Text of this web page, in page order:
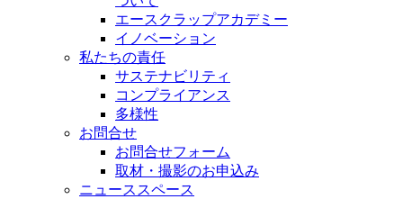
エースクラップアカデミー
イノベーション
私たちの責任
サステナビリティ
コンプライアンス
多様性
お問合せ
お問合せフォーム
取材・撮影のお申込み
ニューススペース